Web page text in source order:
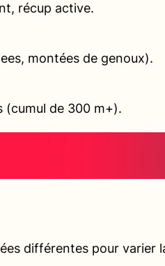
récup active.
montées de genoux).
(cumul de 300 m+).
différentes pour varier